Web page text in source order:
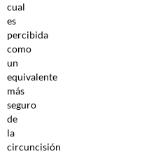
cual
es
percibida
como
un
equivalente
más
seguro
de
la
circuncisión